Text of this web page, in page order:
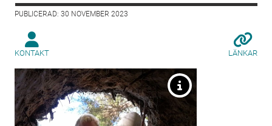
PUBLICERAD: 30 NOVEMBER 2023
KONTAKT LÄNKAR